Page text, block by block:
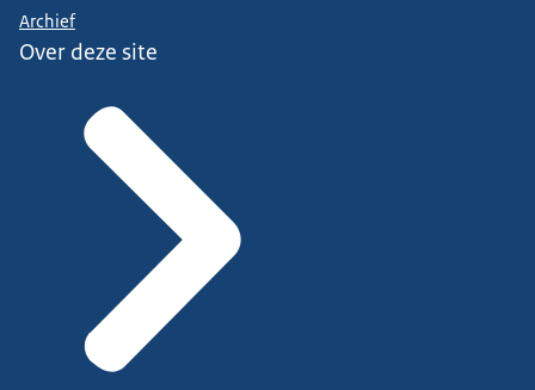
Archief
Over deze site